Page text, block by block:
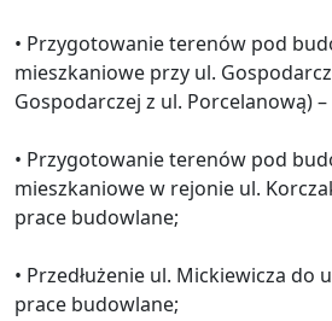
• Przygotowanie terenów pod
mieszkaniowe przy ul.
Gospodarczej z ul. Porcelanową)
• Przygotowanie terenów pod
mieszkaniowe w rejonie ul.
prace budowlane;
• Przedłużenie ul. Mickiewicza do
prace budowlane;